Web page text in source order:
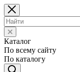
Каталог
По всему сайту
По каталогу